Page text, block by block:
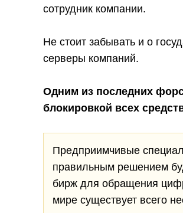
сотрудник компании.
Не стоит забывать и о
серверы компаний.
Одним из последних
блокировкой всех
Предприимчивые
правильным решением
бирж для обращения
мире существует всего